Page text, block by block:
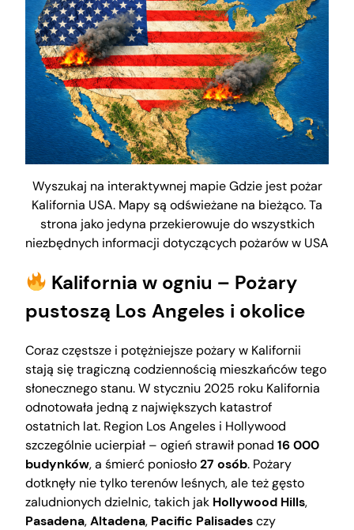
Wyszukaj na interaktywnej mapie Gdzie jest pożar
Kalifornia USA. Mapy są odświeżane na bieżąco. Ta
strona jako jedyna przekierowuje do wszystkich
niezbędnych informacji dotyczących pożarów w USA
Kalifornia w ogniu – Pożary
pustoszą Los Angeles i okolice
Coraz częstsze i potężniejsze pożary w Kalifornii
stają się tragiczną codziennością mieszkańców tego
słonecznego stanu. W styczniu 2025 roku Kalifornia
odnotowała jedną z największych katastrof
ostatnich lat. Region Los Angeles i Hollywood
szczególnie ucierpiał – ogień strawił ponad 16 000
budynków, a śmierć poniosło27 osób. Pożary
dotknęły nie tylko terenów leśnych, ale też gęsto
zaludnionych dzielnic, takich jak Hollywood Hills,
Pasadena,Altadena, Pacific Palisadesczy